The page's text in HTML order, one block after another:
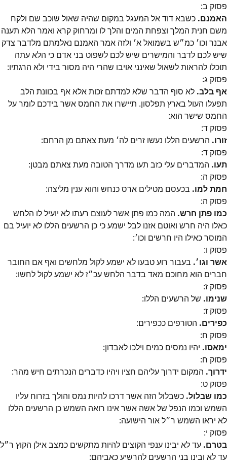
פסוק ב:
האמנם. כשבא דוד אל המעגל במקום שהיה שאול שוכב שם ולקח
משם חנית המלך וצפחת המים והלך לו ומרחוק קרא ואמר הלא תענה
אבנר וכו׳‎ כמ״‎ש בשמואל א׳‎ ולזה אמר האמנם נאלמתם מלדבר צדק
שיש לכם לדבר והמישרים שיש לכם לשפוט בני אדם כי הלא עתה
תוכלו להראות לשאול שאינני אויבו שהרי היה מסור בידי ולא הרגתיו:
פסוק ג:
אף בלב. לא סוף הדבר שלא למדתם זכות אלא אף בכוונת הלב
תפעלו העול בארץ תפלסון. תיישרו את החמס אשר בידכם לומר על
החמס שישר הוא:
פסוק ד:
זורו. הרשעים הללו נעשו זרים לה׳‎ מעת צאתם מן הרחם:
פסוק ד:
תעו. המדברים עלי כזב תעו מדרך הטובה מעת צאתם מבטן:
פסוק ה:
חמת למו. בכעסם מטילים ארס כנחש והוא ענין מליצה:
פסוק ה:
כמו פתן חרש. המה כמו פתן אשר לעוצם רעתו לא יועיל לו הלחש
כאלו היה חרש ואוטם אזנו לבל ישמע כי כן הרשעים הללו לא יועיל בם
המוסר כאילו היו חרשים וכו׳‎:
פסוק ו:
אשר וגו׳‎. בעבור רוע טבעו לא ישמע לקול מלחשים ואף אם החובר
חברים הוא מחוכם מאד בדבר הלחש עכ״‎ז לא ישמע לקול לחשו:
פסוק ז:
שנימו. של הרשעים הללו:
פסוק ז:
כפירים. הטורפים ככפירים:
פסוק ח:
ימאסו. יהיו נמסים כמים וילכו לאבדון:
פסוק ח:
ידרוך. המקום ידרוך עליהם חציו ויהיו כדברים הנכרתים חיש מהר:
פסוק ט:
כמו שבלול. כשבלול הזה אשר דרכו להיות נמס והולך בזרוח עליו
השמש וכמו הנפל של אשה אשר אינו רואה השמש כן הרשעים הללו
לא יראו השמש ר״‎ל אור הישועה:
פסוק י:
בטרם.
עד לא יבינו ענפי הקוצים להיות מתקשים כמצב אילן הקוץ ר״‎ל
עד לא ובינו בני הרשעים להרשיע כאביהם: